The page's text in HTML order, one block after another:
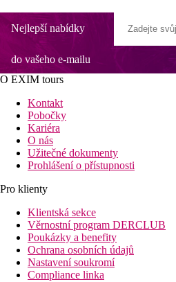
Nejlepší nabídky
do vašeho e-mailu
O EXIM tours
Kontakt
Pobočky
Kariéra
O nás
Užitečné dokumenty
Prohlášení o přístupnosti
Pro klienty
Klientská sekce
Věrnostní program DERCLUB
Poukázky a benefity
Ochrana osobních údajů
Nastavení soukromí
Compliance linka